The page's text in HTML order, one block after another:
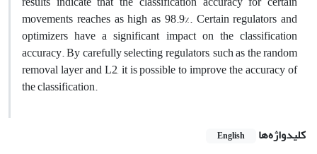
movements reaches as high as 98.9%. Certain regulators and
optimizers have a significant impact on the classification
accuracy. By carefully selecting regulators, such as the random
removal layer and L2, it is possible to improve the accuracy of
the classification.
کلیدواژه‌ها English